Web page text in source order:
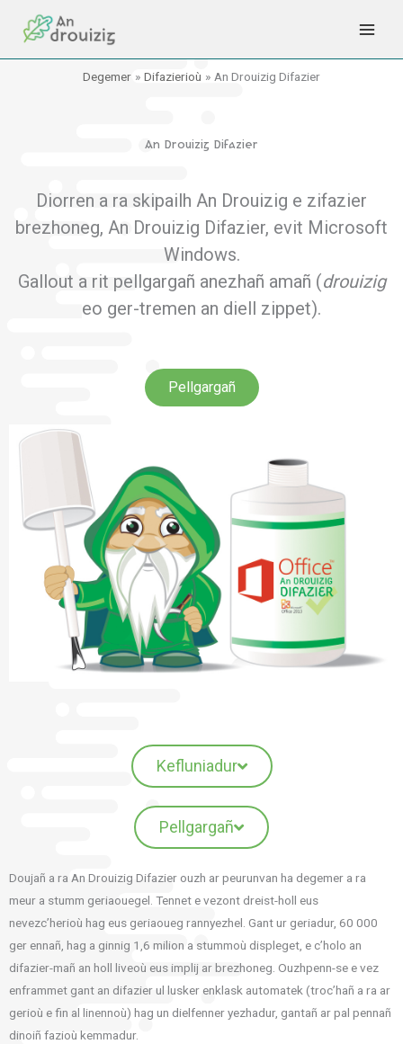
Degemer
Difazierioù An Drouizig Difazier
An Drouizig Difazier
Diorren a ra skipailh An Drouizig e zifazier
brezhoneg, An Drouizig Difazier, evit Microsoft
Windows.
Gallout a rit pellgargañ anezhañ amañ (drouizig
eo ger-tremen an diell zippet).
Pellgargañ
Kefluniadur
Pellgargañ
Doujañ a ra An Drouizig Difazier ouzh ar peurunvan ha degemer a ra
meur a stumm geriaouegel. Tennet e vezont dreist-holl eus
nevezc’herioù hag eus geriaoueg rannyezhel. Gant ur geriadur, 60 000
ger ennañ, hag a ginnig 1,6 milion a stummoù displeget, e c’holo an
difazier-mañ an holl liveoù eus implij ar brezhoneg. Ouzhpenn-se e vez
enframmet gant an difazier ul lusker enklask automatek (troc’hañ a ra ar
gerioù e fin al linennoù) hag un dielfenner yezhadur, gantañ ar pal pennañ
dinoiñ fazioù kemmadur.